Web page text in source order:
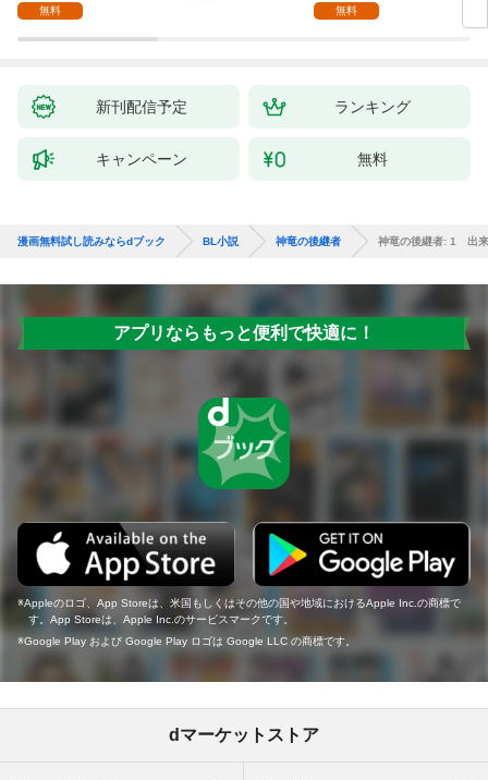
無料 無料
新刊配信予定 ランキング
キャンペーン 無料
漫画無料試し読みならdブック BL小説 神竜の後継者 神竜の後継者: 1 出来
アプリならもっと便利で快適に！
Appleのロゴ、App Storeは、米国もしくはその他の国や地域におけるApple Inc.の商標で
す。App Storeは、Apple Inc.のサービスマークです。
Google Play および Google Play ロゴは Google LLC の商標です。
dマーケットストア